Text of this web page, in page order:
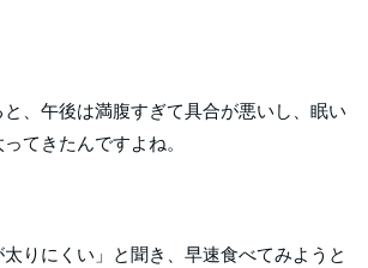
、午後は満腹すぎて具合が悪いし、眠い
てきたんですよね。
りにくい」と聞き、早速食べてみようと